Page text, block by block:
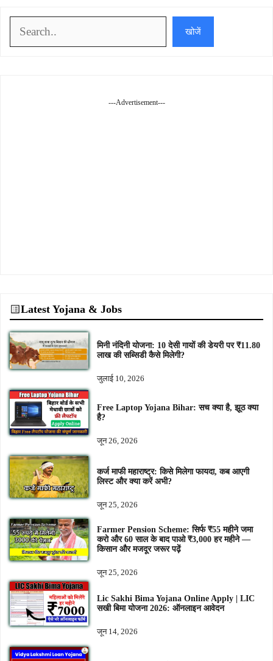
खोजें
---Advertisement---
Latest Yojana & Jobs
मिनी नंदिनी योजना: 10 देसी गायों की डेयरी पर ₹11.80
लाख की सब्सिडी कैसे मिलेगी?
जुलाई 10, 2026
Free Laptop Yojana Bihar: सच क्या है, झूठ क्या
है?
जून 26, 2026
कर्ज माफी महाराष्ट्र: किसे मिलेगा फायदा, कब आएगी
लिस्ट और क्या करें अभी?
जून 25, 2026
Farmer Pension Scheme: सिर्फ ₹55 महीने जमा
करो और 60 साल के बाद पाओ ₹3,000 हर महीने —
किसान और मजदूर जरूर पढ़ें
जून 25, 2026
Lic Sakhi Bima Yojana Online Apply | LIC
सखी बिमा योजना 2026: ऑनलाइन आवेदन
जून 14, 2026